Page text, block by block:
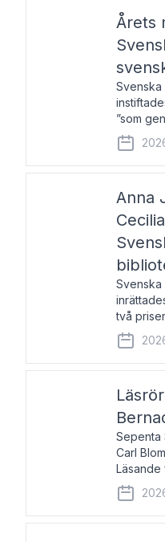
Årets
Svenska
”som
intresset
svenska
Anna
Svenska
två
ett
tilldelas
och
Sepenta
Carl
Sverige.